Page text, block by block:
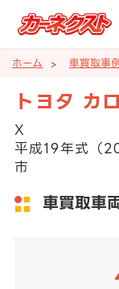
ホーム 車買取事
トヨタ カ
X
平成19年式（
市
車買取車